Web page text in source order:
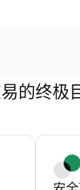
的终极